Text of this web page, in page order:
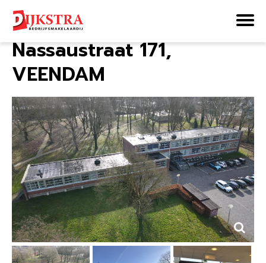
Home Aanbod
Nassaustraat 171,
VEENDAM